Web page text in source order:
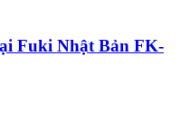
Fuki Nhật Bản FK-